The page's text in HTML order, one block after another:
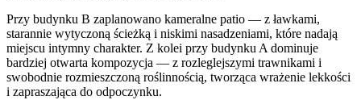
Przy budynku B zaplanowano kameralne patio — z ławkami,
starannie wytyczoną ścieżką i niskimi nasadzeniami, które nadają
miejscu intymny charakter. Z kolei przy budynku A dominuje
bardziej otwarta kompozycja — z rozleglejszymi trawnikami i
swobodnie rozmieszczoną roślinnością, tworząca wrażenie lekkości
i zapraszająca do odpoczynku.